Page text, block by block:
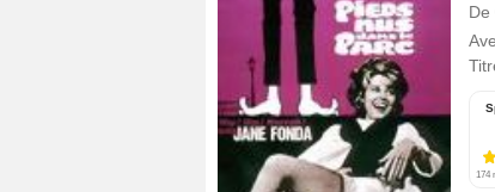
De
174